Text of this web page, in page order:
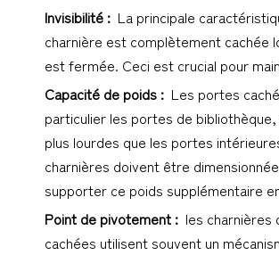
Invisibilité : La principale
charnière est complètement cachée
est fermée. Ceci est crucial pour
Capacité de poids : Les portes
particulier les portes de
plus lourdes que les portes
charnières doivent être
supporter ce poids supplémentaire
Point de pivotement : les charnières
cachées utilisent souvent un